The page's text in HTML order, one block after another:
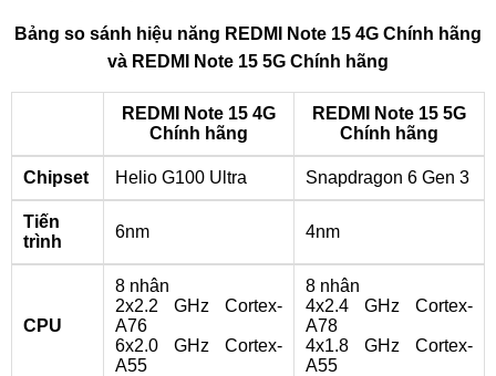
Bảng so sánh hiệu năng REDMI Note 15 4G Chính hãng
và REDMI Note 15 5G Chính hãng
REDMI Note 15 4G
Chính hãng
REDMI Note 15 5G
Chính hãng
Chipset Helio G100 Ultra Snapdragon 6 Gen 3
Tiến
trình
6nm 4nm
CPU
8 nhân
2x2.2 GHz Cortex-
A76
6x2.0 GHz Cortex-
A55
8 nhân
4x2.4 GHz Cortex-
A78
4x1.8 GHz Cortex-
A55